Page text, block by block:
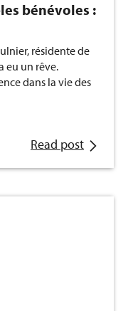
bénévoles :
résidente de
eu un rêve.
dans la vie des
Read post